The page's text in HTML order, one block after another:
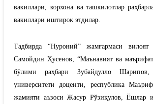
вакиллари, корхона ва ташкилотлар
вакиллари иштирок этдилар.
Тадбирда “Нуроний” жамғармаси вилоят
Самойдин Ҳусенов, “Маънавият ва
бўлими раҳбари Зубайдулло
университети доценти, республика
жамияти аъзоси Жасур Рўзиқулов, Ёшлар